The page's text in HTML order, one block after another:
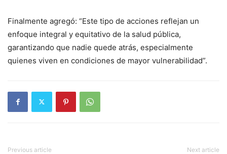
Finalmente agregó: “Este tipo de acciones reflejan un
enfoque integral y equitativo de la salud pública,
garantizando que nadie quede atrás, especialmente
quienes viven en condiciones de mayor vulnerabilidad”.
Previous article Next article